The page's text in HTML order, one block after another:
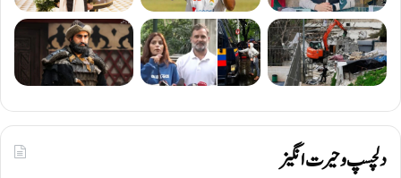
دلچسپ و حیرت انگیز